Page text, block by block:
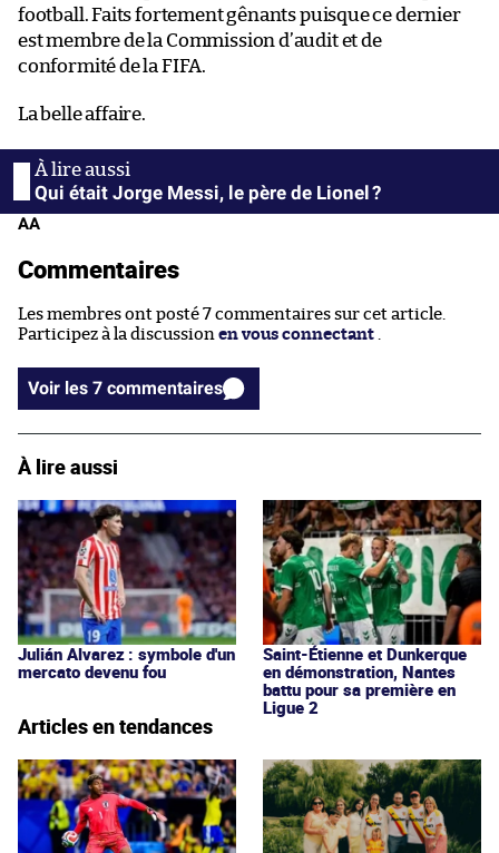
football. Faits fortement gênants puisque ce dernier
est membre de la Commission d’audit et de
conformité de la FIFA.
La belle affaire.
Qui était Jorge Messi, le père de Lionel ?
AA
Commentaires
Les membres ont posté 7 commentaires sur cet article.
Participez à la discussion en vous connectant
Voir les 7 commentaires
À lire aussi
Julián Alvarez : symbole d'un
mercato devenu fou
Saint-Étienne et Dunkerque
en démonstration, Nantes
battu pour sa première en
Ligue 2
Articles en tendances